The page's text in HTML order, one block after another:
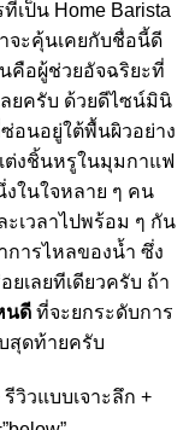
เป็น Home Barista
จะคุ้นเคยกับชื่อนี้ดี
คือผู้ช่วยอัจฉริยะที่
ยครับ ด้วยดีไซน์มินิ
อนอยู่ใต้พื้นผิวอย่าง
ต่งชิ้นหรูในมุมกาแฟ
ในใจหลาย ๆ คน
เวลาไปพร้อม ๆ กัน
การไหลของน้ำ ซึ่ง
เลยทีเดียวครับ ถ้า
นดี ที่จะยกระดับการ
สุดท้ายครับ
รีวิวแบบเจาะลึก +